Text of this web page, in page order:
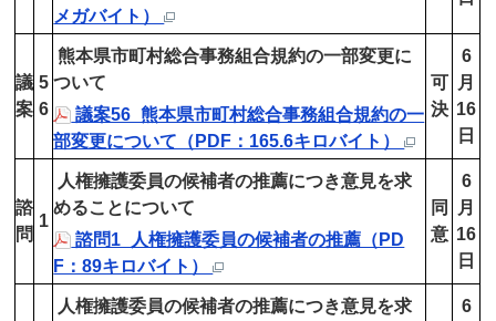
メガバイト）
議
案
5
6
熊本県市町村総合事務組合規約の一部変更に
ついて
議案56_熊本県市町村総合事務組合規約の一
部変更について（PDF：165.6キロバイト）
可
決
6
月
16
日
諮
問
1
人権擁護委員の候補者の推薦につき意見を求
めることについて
諮問1_人権擁護委員の候補者の推薦（PD
F：89キロバイト）
同
意
6
月
16
日
人権擁護委員の候補者の推薦につき意見を求
6